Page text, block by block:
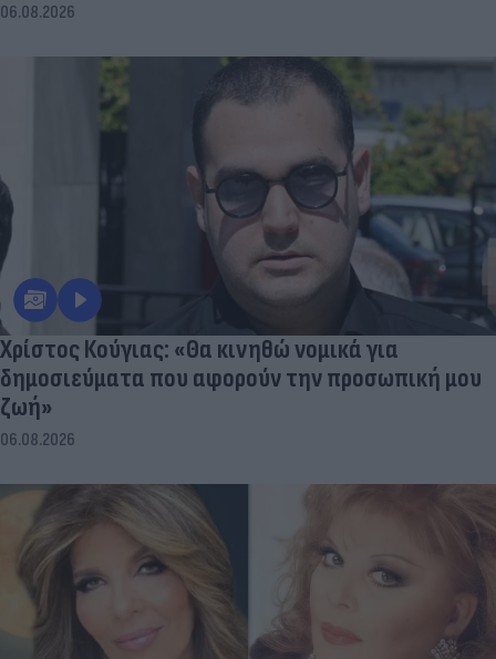
06.08.2026
Χρίστος Κούγιας: «Θα κινηθώ νομικά για
δημοσιεύματα που αφορούν την προσωπική μου
ζωή»
06.08.2026